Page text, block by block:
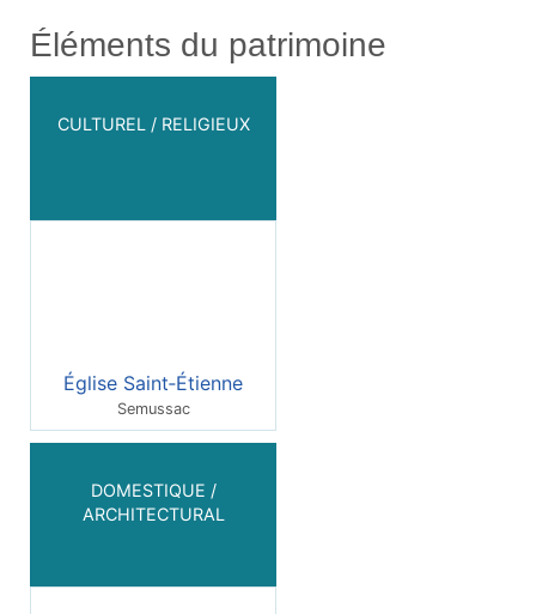
Éléments du patrimoine
CULTUREL / RELIGIEUX
Église Saint‑Étienne
Semussac
DOMESTIQUE /
ARCHITECTURAL